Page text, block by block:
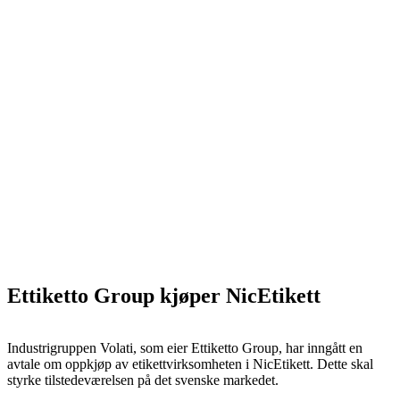
Ettiketto Group kjøper NicEtikett
Industrigruppen Volati, som eier Ettiketto Group, har inngått en
avtale om oppkjøp av etikettvirksomheten i NicEtikett. Dette skal
styrke tilstedeværelsen på det svenske markedet.